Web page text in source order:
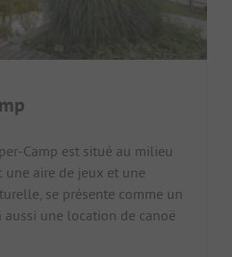
Camp est situé au milieu
une aire de jeux et une
se présente comme un
une location de canoë